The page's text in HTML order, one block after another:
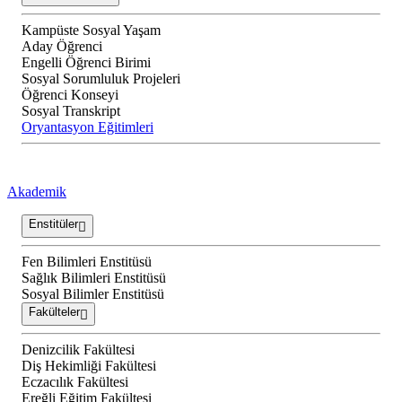
Kampüste Sosyal Yaşam
Aday Öğrenci
Engelli Öğrenci Birimi
Sosyal Sorumluluk Projeleri
Öğrenci Konseyi
Sosyal Transkript
Oryantasyon Eğitimleri
Akademik
Enstitüler
Fen Bilimleri Enstitüsü
Sağlık Bilimleri Enstitüsü
Sosyal Bilimler Enstitüsü
Fakülteler
Denizcilik Fakültesi
Diş Hekimliği Fakültesi
Eczacılık Fakültesi
Ereğli Eğitim Fakültesi